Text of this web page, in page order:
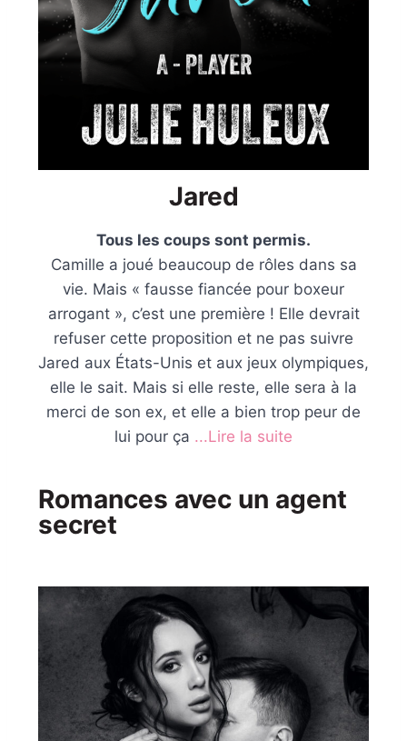
Jared
Tous les coups sont permis.
Camille a joué beaucoup de rôles dans sa
vie. Mais « fausse fiancée pour boxeur
arrogant », c’est une première ! Elle devrait
refuser cette proposition et ne pas suivre
Jared aux États-Unis et aux jeux olympiques,
elle le sait. Mais si elle reste, elle sera à la
merci de son ex, et elle a bien trop peur de
lui pour ça ...Lire la suite
Romances avec un agent
secret